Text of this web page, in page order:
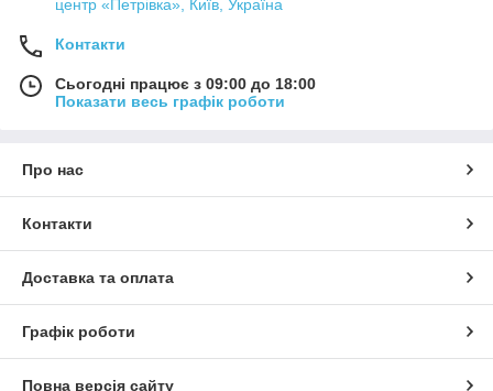
центр «Петрівка», Київ, Україна
Контакти
Сьогодні працює з 09:00 до 18:00
Показати весь графік роботи
Про нас
Контакти
Доставка та оплата
Графік роботи
Повна версія сайту